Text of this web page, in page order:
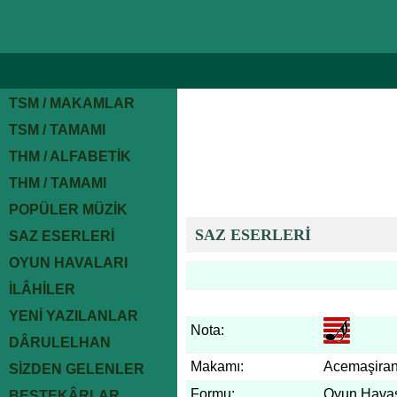
TSM / MAKAMLAR
TSM / TAMAMI
THM / ALFABETİK
THM / TAMAMI
POPÜLER MÜZİK
SAZ ESERLERİ
OYUN HAVALARI
İLÂHİLER
YENİ YAZILANLAR
DÂRULELHAN
SİZDEN GELENLER
SAZ ESERLERİ
Nota:
Makamı:
Formu:
Oyun